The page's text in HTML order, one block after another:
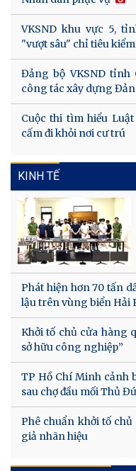
VKSND khu vực 5,
"vượt sâu" chỉ tiêu
Đảng bộ VKSND
công tác xây dựng
Cuộc thi tìm hiểu
cấm đi khỏi nơi cư trú
KINH TẾ
Phát hiện hơn 70 tấn
lậu trên vùng biển Hải
Khởi tố chủ cửa hàng
sở hữu công nghiệp”
TP Hồ Chí Minh cảnh
sau chợ đầu mối Thủ
Phê chuẩn khởi tố
giả nhãn hiệu